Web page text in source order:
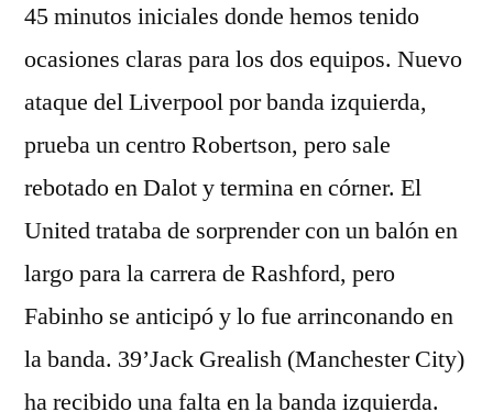
45 minutos iniciales donde hemos tenido
ocasiones claras para los dos equipos. Nuevo
ataque del Liverpool por banda izquierda,
prueba un centro Robertson, pero sale
rebotado en Dalot y termina en córner. El
United trataba de sorprender con un balón en
largo para la carrera de Rashford, pero
Fabinho se anticipó y lo fue arrinconando en
la banda. 39’Jack Grealish (Manchester City)
ha recibido una falta en la banda izquierda.